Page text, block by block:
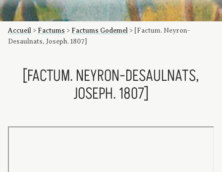
FACTUMS
Les factums à la BU
Présentation du corpus de factums de la collection Marie
Bibliographie
Glossaire
Index de recherche
Accueil > Factums > Factums Godemel > [Factum. Neyron-
Desaulnats, Joseph. 1807]
[FACTUM. NEYRON-DESAULNATS,
JOSEPH. 1807]